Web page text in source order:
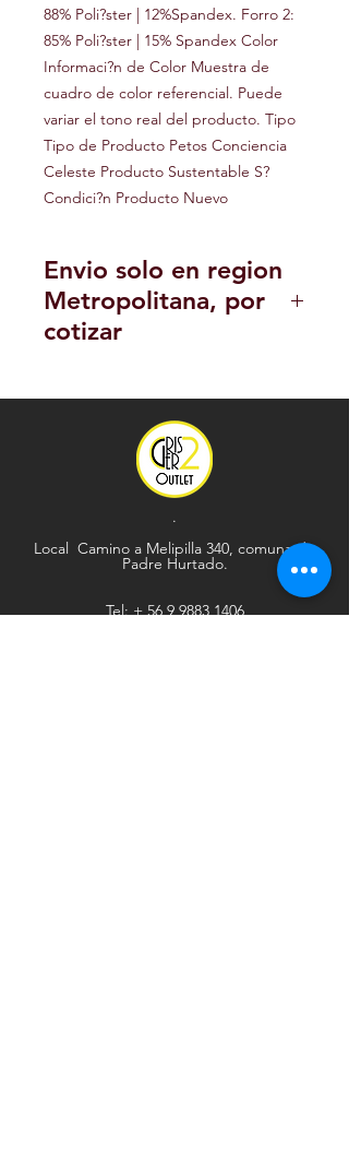
88% Poli?ster | 12%Spandex. Forro 2:
85% Poli?ster | 15% Spandex Color
Informaci?n de Color Muestra de
cuadro de color referencial. Puede
variar el tono real del producto. Tipo
Tipo de Producto Petos Conciencia
Celeste Producto Sustentable S?
Condici?n Producto Nuevo
Envio solo en region
Metropolitana, por
cotizar
REEMBOLSO
.
Local Camino a Melipilla 340, comuna de
Padre Hurtado.
Tel: +56 9 9883 1406